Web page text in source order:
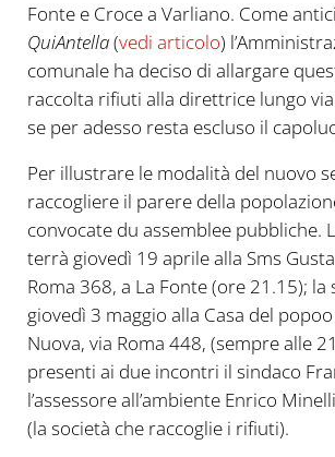
Fonte e Croce a Varliano. Come
QuiAntella(vedi articolo)
comunale ha deciso di allargare
raccolta rifiuti alla direttrice lungo
se per adesso resta escluso il
Per illustrare le modalità del nuovo
raccogliere il parere della
convocate du assemblee pubbliche.
terrà giovedì 19 aprile alla Sms
Roma 368, a La Fonte (ore 21.15); la
giovedì 3 maggio alla Casa del
Nuova, via Roma 448, (sempre alle
presenti ai due incontri il sindaco
l’assessore all’ambiente Enrico
(la società che raccoglie i rifiuti).